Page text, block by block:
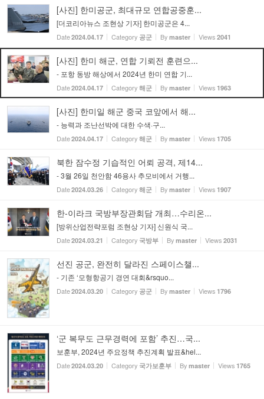
[사진] 한미공군, 최대규모 연합공중훈...
[더코리아뉴스 조현상 기자] 한미공군은 4...
Date2024.04.17 Category 공군 By master Views 2041
[사진] 한미 해군, 연합 기뢰전 훈련으...
- 포항 동방 해상에서 2024년 한미 연합 기...
Date2024.04.17 Category 해군 By master Views 1963
[사진] 한미일 해군 중국 코앞에서 해...
- 능력과 조난선박에 대한 수색·구...
Date2024.04.17 Category 해군 By master Views 1705
북한 잠수정 기습적인 어뢰 공격, 제14...
- 3월 26일 천안함 46용사 추모비에서 거행...
Date2024.03.26 Category 해군 By master Views 1907
한-이라크 국방부장관회담 개최…수리온...
[방위산업전략포럼 조현상 기자] 신원식 국...
Date2024.03.21 Category 국방부 By master Views 2031
선진 공군, 완전히 달라진 스페이스챌...
- 기존 ‘모형항공기 경연 대회&rsquo...
Date2024.03.20 Category 공군 By master Views 1796
‘군 복무도 근무경력에 포함’ 추진…국...
보훈부, 2024년 주요정책 추진계획 발표&hel...
Date2024.03.20 Category 국가보훈부 By master Views 1765